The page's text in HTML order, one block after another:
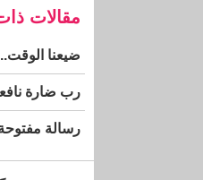
مقالات
ضيعنا
رب ضارة
رسالة